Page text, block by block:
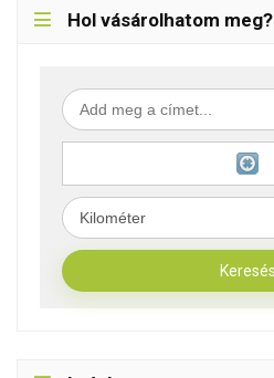
Hol vásárolhatom meg?